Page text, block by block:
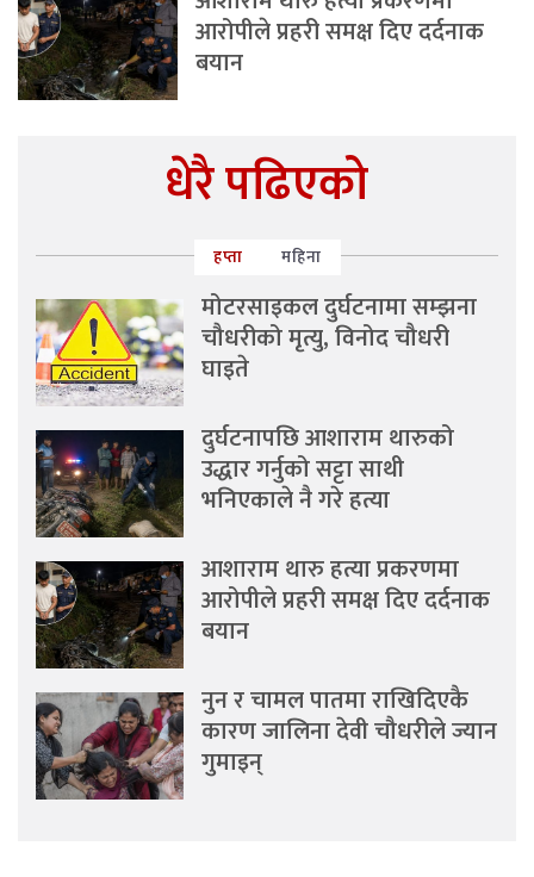
आरोपीले प्रहरी समक्ष दिए दर्दनाक
बयान
धेरै पढिएको
हप्ता महिना
मोटरसाइकल दुर्घटनामा सम्झना
चौधरीको मृत्यु, विनोद चौधरी
घाइते
दुर्घटनापछि आशाराम थारुको
उद्धार गर्नुको सट्टा साथी
भनिएकाले नै गरे हत्या
आशाराम थारु हत्या प्रकरणमा
आरोपीले प्रहरी समक्ष दिए दर्दनाक
बयान
नुन र चामल पातमा राखिदिएकै
कारण जालिना देवी चौधरीले ज्यान
गुमाइन्